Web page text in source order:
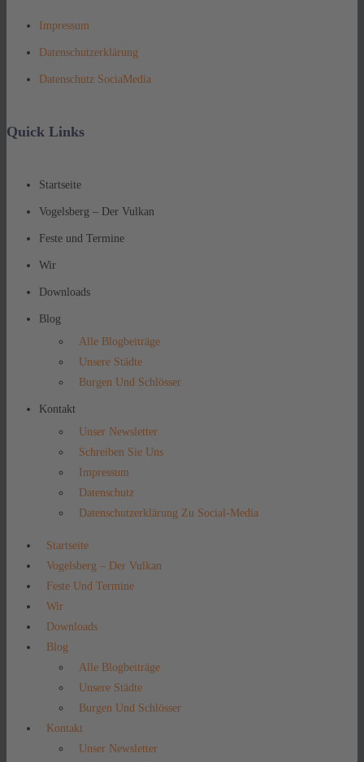
Impressum
Datenschutzerklärung
Datenschutz SociaMedia
Quick Links
Startseite
Vogelsberg – Der Vulkan
Feste und Termine
Wir
Downloads
Blog
Alle Blogbeiträge
Unsere Städte
Burgen Und Schlösser
Kontakt
Unser Newsletter
Schreiben Sie Uns
Impressum
Datenschutz
Datenschutzerklärung Zu Social-Media
Startseite
Vogelsberg – Der Vulkan
Feste Und Termine
Wir
Downloads
Blog
Alle Blogbeiträge
Unsere Städte
Burgen Und Schlösser
Kontakt
Unser Newsletter